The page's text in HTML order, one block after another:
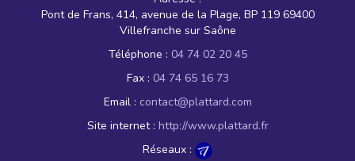
Pont de Frans, 414, avenue de la Plage, BP 119 69400
Villefranche sur Saône
Téléphone : 04 74 02 20 45
Fax : 04 74 65 16 73
Email : contact@plattard.com
Site internet : http://www.plattard.fr
Réseaux :